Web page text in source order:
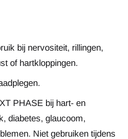
bij nervositeit, rillingen,
of hartkloppingen.
PHASE bij hart- en
diabetes, glaucoom,
Niet gebruiken tijdens